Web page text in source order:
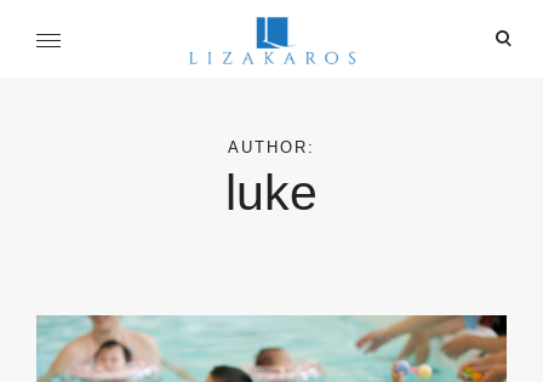
open
AUTHOR:
luke